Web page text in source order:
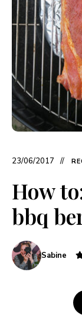
23/06/2017
How
bbq
Sabine